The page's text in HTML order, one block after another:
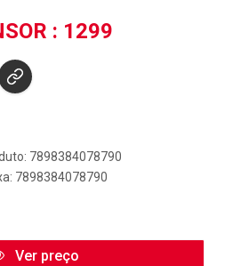
: 1299
7898384078790
7898384078790
Ver preço